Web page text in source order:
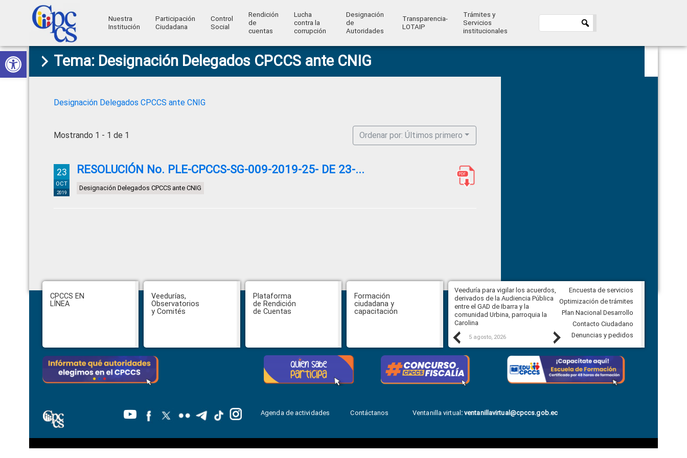
Abrir barra de herramientas
Skip
to
primary
Skip
to
main
Skip
to
primary
Skip
to
footer
Consejo
de
Ciudadana
Control
Construyendo
Poder
Ciudadano
Nuestra
Institución
Participación
Ciudadana
Control
Social
Rendición
de
cuentas
Lucha
contra la
corrupción
Designación
de
Autoridades
Transparencia-
LOTAIP
Trámites y
Servicios
institucionales
Tema: Designación Delegados CPCCS ante CNIG
Designación Delegados CPCCS ante CNIG
Mostrando 1 - 1 de 1 Ordenar por: Últimos primero
23
OCT
2019
RESOLUCIÓN No. PLE-CPCCS-SG-009-2019-25- DE 23-...
Designación Delegados CPCCS ante CNIG
Footer
CPCCS EN
LÍNEA
Veedurías,
Observatorios
y Comités
Plataforma
de Rendición
de Cuentas
Formación
ciudadana y
capacitación
Previous
Abiertas impugnaciones a los
delegados de la Función Judicial a
la Comisión Ciudadana de
Selección para la designación de
Veeduría para vigilar los acuerdos,
derivados de la Audiencia Pública
entre el GAD de Ibarra y la
comunidad Urbina, parroquia la
Carolina
5 agosto, 2026
CPCCS convoca a Veeduría
Ciudadana para vigilar el concurso
5 agosto, 2026
Next
Encuesta de servicios
Optimización de trámites
Plan Nacional Desarrollo
Contacto Ciudadano
Denuncias y pedidos
Agenda de actividades Contáctanos Ventanilla virtual:ventanillavirtual@cpccs.gob.ec